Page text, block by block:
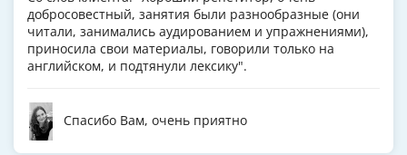
добросовестный, занятия были разнообразные (они
читали, занимались аудированием и упражнениями),
приносила свои материалы, говорили только на
английском, и подтянули лексику".
Спасибо Вам, очень приятно